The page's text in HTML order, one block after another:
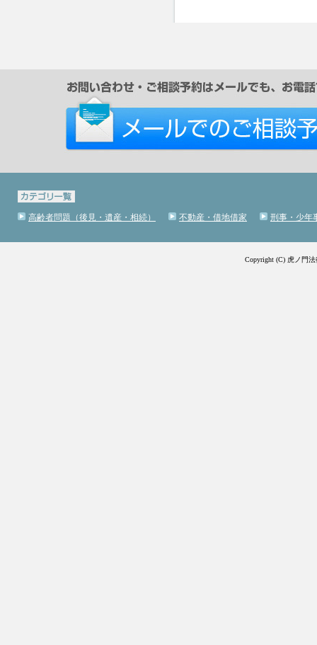
高齢者問題（後見・遺産・相続） 不動産・借地借家 刑事・少年
Copyright (C) 虎ノ門法